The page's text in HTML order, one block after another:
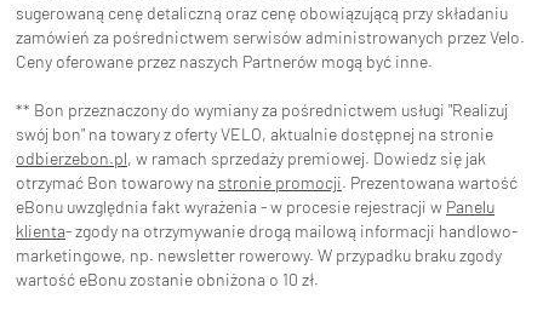
sugerowaną cenę detaliczną oraz cenę obowiązującą przy składaniu
zamówień za pośrednictwem serwisów administrowanych przez Velo.
Ceny oferowane przez naszych Partnerów mogą być inne.
** Bon przeznaczony do wymiany za pośrednictwem usługi "Realizuj
swój bon" na towary z oferty VELO, aktualnie dostępnej na stronie
odbierzebon.pl, w ramach sprzedaży premiowej. Dowiedz się jak
otrzymać Bon towarowy na stronie promocji. Prezentowana wartość
eBonu uwzględnia fakt wyrażenia - w procesie rejestracji w Panelu
klienta- zgody na otrzymywanie drogą mailową informacji handlowo-
marketingowe, np. newsletter rowerowy. W przypadku braku zgody
wartość eBonu zostanie obniżona o 10 zł.